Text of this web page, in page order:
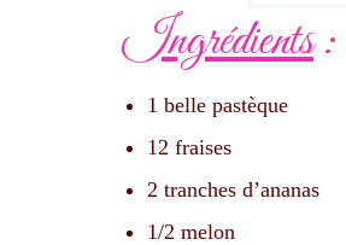
Ingrédients:
1 belle pastèque
12 fraises
2 tranches d’ananas
1/2 melon